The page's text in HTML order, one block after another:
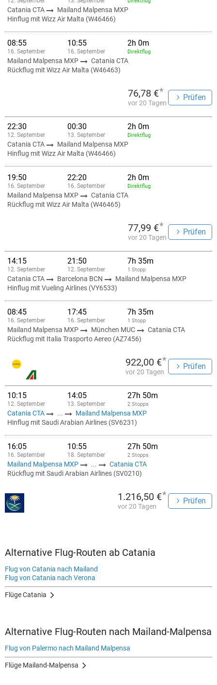
Catania CTA
Mailand Malpensa MXP
Hinflug mit Wizz Air Malta (W46466)
08:55
16. September
10:55
16. September
2h 0m
Direktflug
Mailand Malpensa MXP
Catania CTA
Rückflug mit Wizz Air Malta (W46463)
76,78 €*
vor 20 Tagen
Prüfen
22:30
12. September
00:30
13. September
2h 0m
Direktflug
Catania CTA
Mailand Malpensa MXP
Hinflug mit Wizz Air Malta (W46466)
19:50
16. September
22:20
16. September
2h 0m
Direktflug
Mailand Malpensa MXP
Catania CTA
Rückflug mit Wizz Air Malta (W46465)
77,99 €*
vor 20 Tagen
Prüfen
14:15
12. September
21:50
12. September
7h 35m
1 Stopp
Catania CTA Barcelona BCN
Mailand Malpensa MXP
Hinflug mit Vueling Airlines (VY6533)
08:45
16. September
17:45
16. September
7h 35m
1 Stopp
Mailand Malpensa MXP München MUC
Catania CTA
Rückflug mit Italia Trasporto Aereo (AZ7456)
922,00 €*
vor 20 Tagen
Prüfen
10:15
12. September
14:05
13. September
27h 50m
2 Stopps
Catania CTA ...
Mailand Malpensa MXP
Hinflug mit Saudi Arabian Airlines (SV6231)
16:05
16. September
10:55
18. September
27h 50m
2 Stopps
Mailand Malpensa MXP ...
Catania CTA
Rückflug mit Saudi Arabian Airlines (SV0210)
1.216,50 €*
vor 20 Tagen
Prüfen
Alternative Flug-Routen ab Catania
Flug von Catania nach Mailand
Flug von Catania nach Verona
Flüge Catania
Alternative Flug-Routen nach Mailand-Malpensa
Flug von Palermo nach Mailand Malpensa
Flüge Mailand-Malpensa